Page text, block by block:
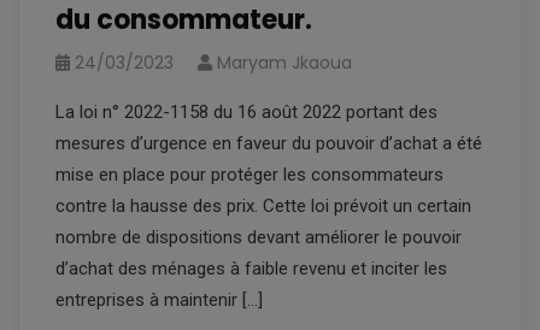
du consommateur.
24/03/2023 Maryam Jkaoua
La loi n° 2022-1158 du 16 août 2022 portant des
mesures d’urgence en faveur du pouvoir d’achat a été
mise en place pour protéger les consommateurs
contre la hausse des prix. Cette loi prévoit un certain
nombre de dispositions devant améliorer le pouvoir
d’achat des ménages à faible revenu et inciter les
entreprises à maintenir […]